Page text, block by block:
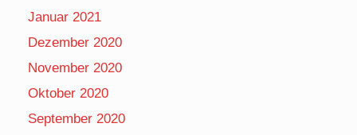
Januar 2021
Dezember 2020
November 2020
Oktober 2020
September 2020